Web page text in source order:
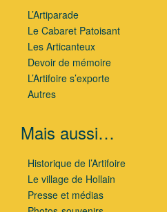
L’Artiparade
Le Cabaret Patoisant
Les Articanteux
Devoir de mémoire
L’Artifoire s’exporte
Autres
Mais aussi…
Historique de l’Artifoire
Le village de Hollain
Presse et médias